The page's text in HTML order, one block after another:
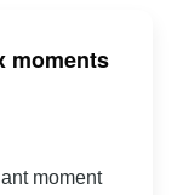
moments
moment